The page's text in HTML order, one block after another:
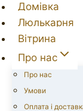
Домівка
Люлькарня
Вітрина
Про нас
Про нас
Умови
Оплата і